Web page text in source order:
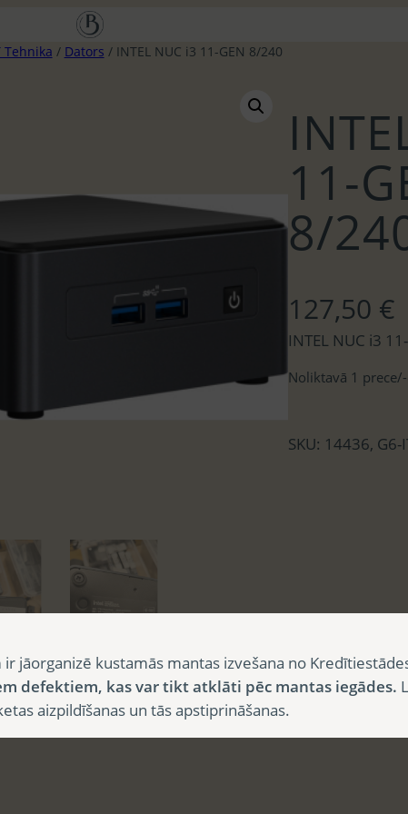
Tehnika / Dators / INTEL NUC i3 11-GEN 8/240
11-
8/
127,50 €
INTEL NUC i3
Noliktavā 1
SKU: 14436, G6-
jāorganizē kustamās mantas izvešana no
defektiem, kas var tikt atklāti pēc mantas iegādes.
aizpildīšanas un tās apstiprināšanas.